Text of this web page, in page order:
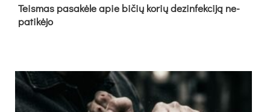
Teis­mas pa­sa­kė­le apie bi­čių ko­rių de­zin­fek­ci­ją ne­
pa­ti­kė­jo